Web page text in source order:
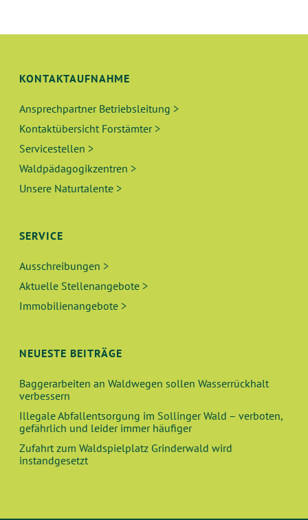
KONTAKTAUFNAHME
Ansprechpartner Betriebsleitung >
Kontaktübersicht Forstämter >
Servicestellen >
Waldpädagogikzentren >
Unsere Naturtalente >
SERVICE
Ausschreibungen >
Aktuelle Stellenangebote >
Immobilienangebote >
NEUESTE BEITRÄGE
Baggerarbeiten an Waldwegen sollen Wasserrückhalt
verbessern
Illegale Abfallentsorgung im Sollinger Wald – verboten,
gefährlich und leider immer häufiger
Zufahrt zum Waldspielplatz Grinderwald wird
instandgesetzt